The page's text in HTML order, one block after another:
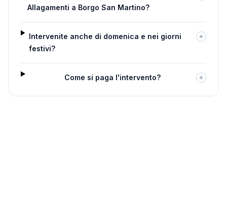
Allagamenti a Borgo San Martino?
Intervenite anche di domenica e nei giorni
festivi?
Come si paga l'intervento?